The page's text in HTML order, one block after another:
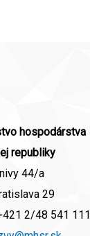
hospodárstva
republiky
44/a
29
2/48 541 111